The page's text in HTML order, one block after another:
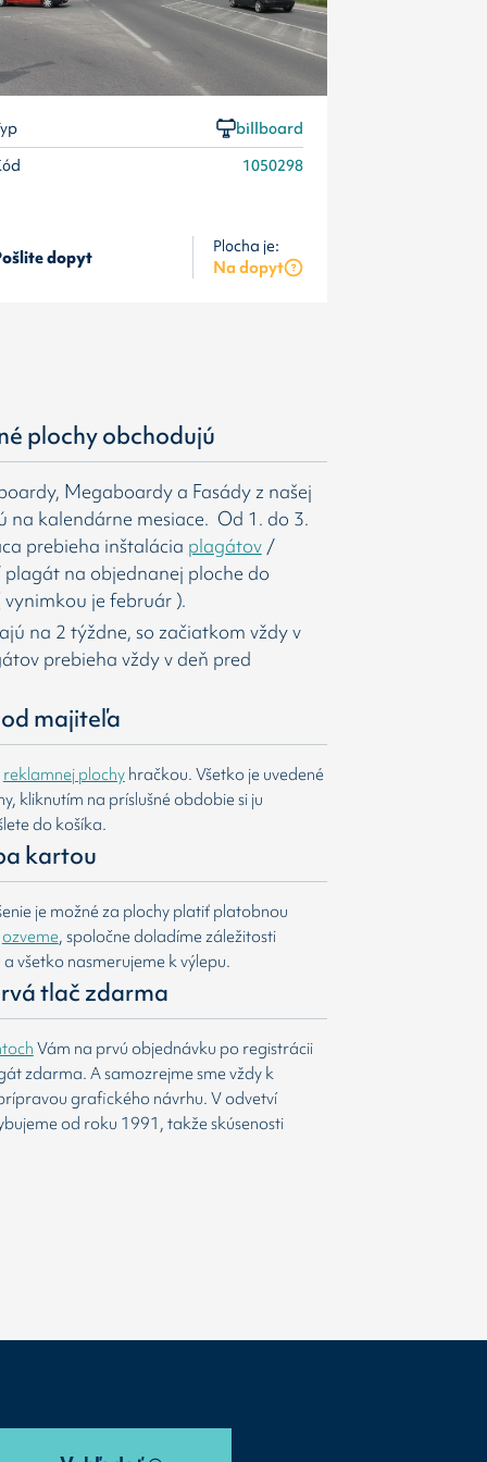
billboard
1050298
dopyt Plocha je:
Na dopyt
plochy obchodujú
Megaboardy a Fasády z našej
na kalendárne mesiace. Od 1. do 3.
prebieha inštalácia plagátov/
plagát na objednanej ploche do
je február ).
na 2 týždne, so začiatkom vždy v
prebieha vždy v deň pred
majiteľa
reklamnej plochyhračkou. Všetko je uvedené
kliknutím na príslušné obdobie si ju
do košíka.
kartou
je možné za plochy platiť platobnou
ozveme, spoločne doladíme záležitosti
všetko nasmerujeme k výlepu.
tlač zdarma
Vám na prvú objednávku po registrácii
zdarma. A samozrejme sme vždy k
grafického návrhu. V odvetví
od roku 1991, takže skúsenosti